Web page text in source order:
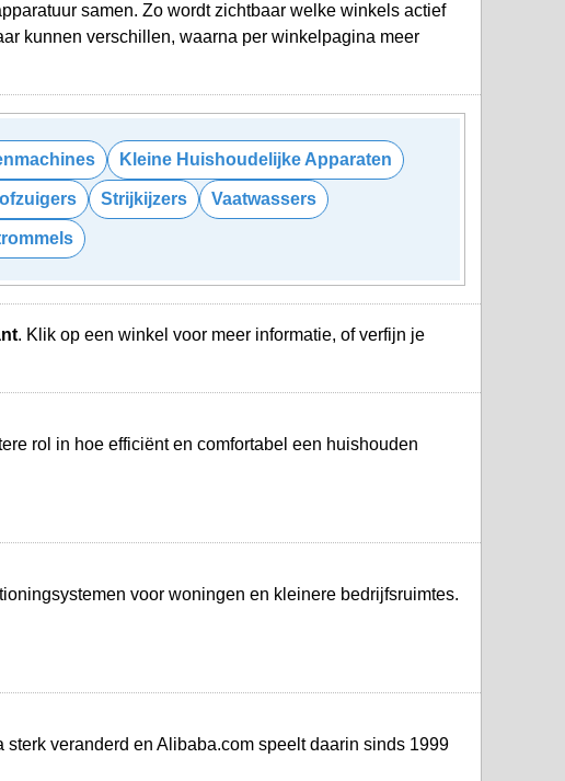
samen. Zo wordt zichtbaar welke winkels actief
kunnen verschillen, waarna per winkelpagina meer
Kleine Huishoudelijke Apparaten
Strijkijzers Vaatwassers
. Klik op een winkel voor meer informatie, of verfijn je
rol in hoe efficiënt en comfortabel een huishouden
voor woningen en kleinere bedrijfsruimtes.
veranderd en Alibaba.com speelt daarin sinds 1999